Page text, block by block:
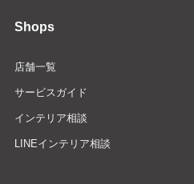
Shops
店舗一覧
サービスガイド
インテリア相談
LINEインテリア相談